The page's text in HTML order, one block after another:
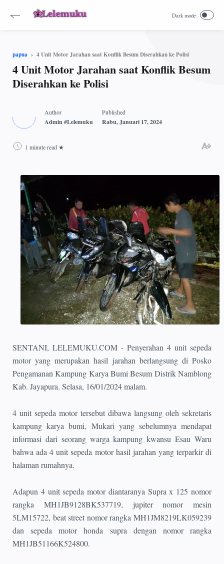
papua 4 Unit Motor Jarahan saat Konflik Besum Diserahkan ke Polisi
4 Unit Motor Jarahan saat Konflik Besum
Diserahkan ke Polisi
1 minute read
SENTANI, LELEMUKU.COM - Penyerahan 4 unit sepeda
motor yang merupakan hasil jarahan berlangsung di Posko
Pengamanan Kampung Karya Bumi Besum Distrik Namblong
Kab. Jayapura. Selasa, 16/01/2024 malam.
4 unit sepeda motor tersebut dibawa langsung oleh sekretaris
kampung karya bumi, Mukari yang sebelumnya mendapat
informasi dari seorang warga kampung kwansu Esau Waru
bahwa ada 4 unit sepeda motor hasil jarahan yang terparkir di
halaman rumahnya.
Adapun 4 unit sepeda motor diantaranya Supra x 125 nomor
rangka MH1JB9128BK537719, jupiter nomor mesin
5LM15722, beat street nomor rangka MH1JM8219LK059239
dan sepeda motor honda supra dengan nomor rangka
MH1JB51166K524800.